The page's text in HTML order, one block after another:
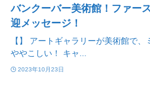
バンクーバー美術館！ファー
迎メッセージ！
【】 アートギャラリーが美術館で
ややこしい！ キャ...
2023年10月23日